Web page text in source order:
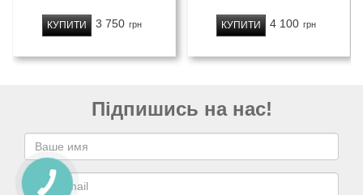
3 750 грн
КУПИТИ 4 100 грн
КУПИТИ
Підпишись на нас!